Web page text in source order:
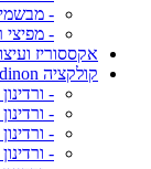
- מבשמי
- מפיצי
אקססוריז
קולקציה Vardinon - ורדינון
- ורדינון
- ורדינון
- ורדינון
- ורדינון